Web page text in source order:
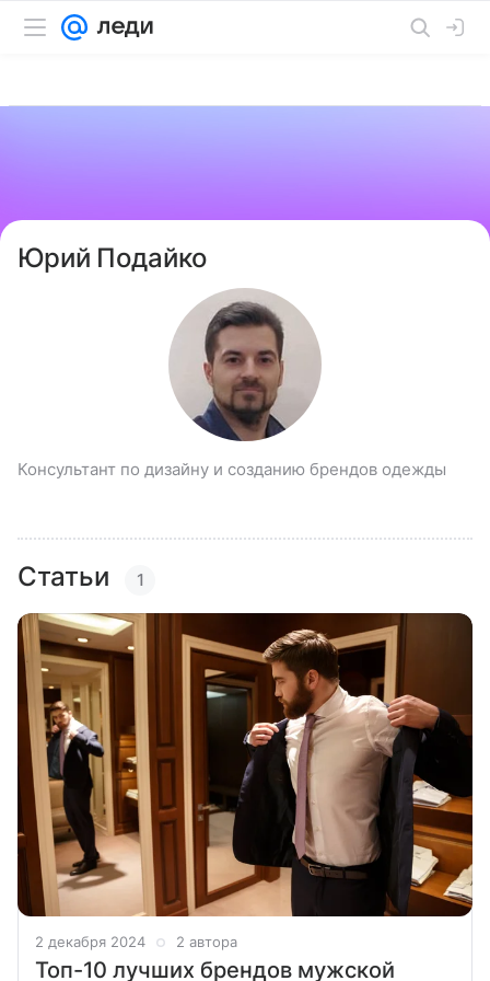
Юрий Подайко
Консультант по дизайну и созданию брендов одежды
Статьи 1
2 декабря 2024 2 автора
Топ-10 лучших брендов мужской